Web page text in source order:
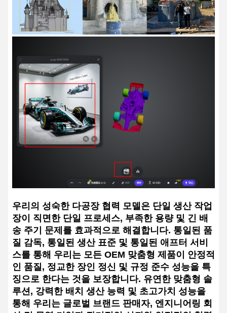
우리의 성숙한 다공장 협력 모델은 단일 생산 작업
장이 직면한 단일 프로세스, 부족한 용량 및 긴 배
송 주기 문제를 효과적으로 해결합니다. 통일된 품
질 감독, 통일된 생산 표준 및 통일된 애프터 서비
스를 통해 우리는 모든 OEM 맞춤형 제품이 안정적
인 품질, 정교한 장인 정신 및 규정 준수 성능을 특
징으로 한다는 것을 보장합니다. 유연한 맞춤형 솔
루션, 강력한 배치 생산 능력 및 초고가치 성능을
통해 우리는 글로벌 브랜드 판매자, 엔지니어링 회